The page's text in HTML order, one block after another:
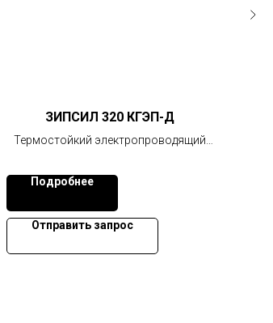
ЗИПСИЛ 320 КГЭП-Д
Термостойкий электропроводящий
Подробнее
Отправить запрос